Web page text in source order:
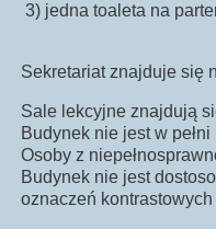
3) jedna toaleta na
Sekretariat znajduje się
Sale lekcyjne znajdują
Budynek nie jest w
Osoby z
Budynek nie jest
oznaczeń